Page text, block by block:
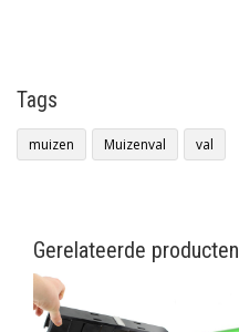
Tags
muizen Muizenval val
Gerelateerde producten